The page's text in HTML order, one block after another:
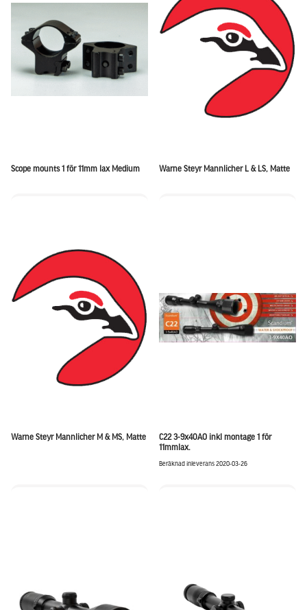
Scope mounts 1 för 11mm lax Medium Warne Steyr Mannlicher L & LS, Matte
Warne Steyr Mannlicher M & MS, Matte
C22 3-9x40AO inkl montage 1 för
11mmlax.
Beräknad inleverans 2020-03-26